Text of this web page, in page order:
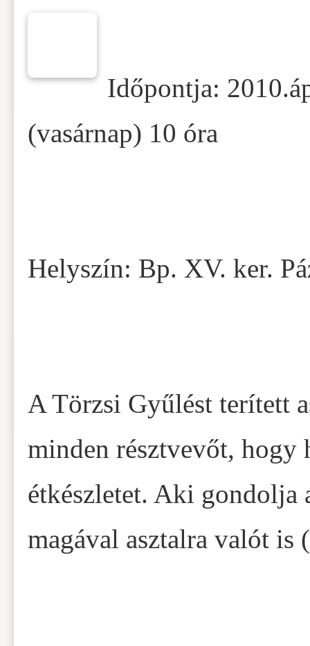
Időpontja:
(vasárnap) 10 óra
Helyszín: Bp. XV. ker.
A Törzsi Gyűlést terített
minden résztvevőt, hogy
étkészletet. Aki gondolja
magával asztalra valót